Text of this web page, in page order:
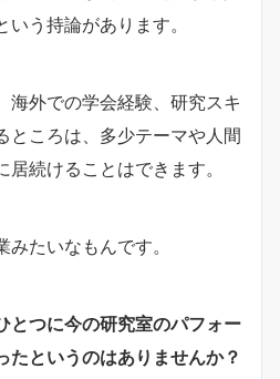
う持論があります。
海外での学会経験、研究スキ
ところは、多少テーマや人間
続けることはできます。
たいなもんです。
とつに今の研究室のパフォー
たというのはありませんか？